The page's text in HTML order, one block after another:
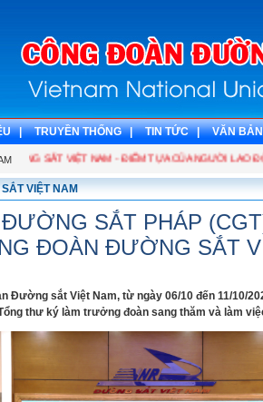
| TRUYỀN THỐNG | TIN TỨC | VĂN
SẮT VIỆT NAM - ĐIỂM TỰA CỦA NGƯỜI LAO
VIỆT NAM
SẮT PHÁP
ĐOÀN ĐƯỜNG SẮT
Đường sắt Việt Nam, từ ngày 06/10 đến 11/10/
thư ký làm trưởng đoàn sang thăm và làm